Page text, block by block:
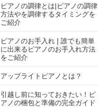
ピアノの調律とは|ピアノの調律
方法やを調律するタイミングを
ご紹介
ピアノのお手入れ❘誰でも簡単
に出来るピアノのお手入れ方法
をご紹介
アップライトピアノとは？
引越し前に知っておきたい！ピ
アノの梱包と準備の完全ガイド